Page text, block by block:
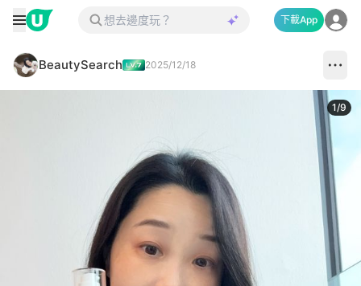
下載App
BeautySearch 2025/12/18
1/9